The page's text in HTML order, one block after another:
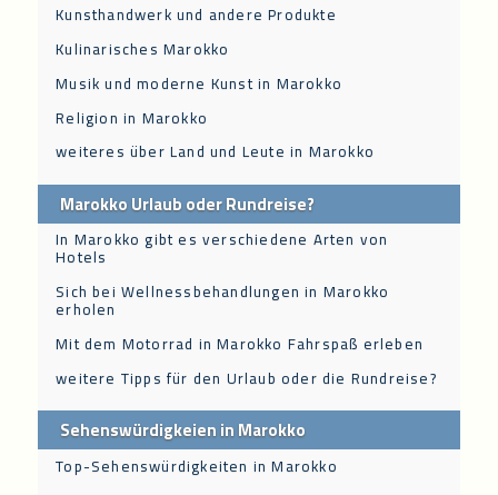
Kunsthandwerk und andere Produkte
Kulinarisches Marokko
Musik und moderne Kunst in Marokko
Religion in Marokko
weiteres über Land und Leute in Marokko
Marokko Urlaub oder Rundreise?
In Marokko gibt es verschiedene Arten von
Hotels
Sich bei Wellnessbehandlungen in Marokko
erholen
Mit dem Motorrad in Marokko Fahrspaß erleben
weitere Tipps für den Urlaub oder die Rundreise?
Sehenswürdigkeien in Marokko
Top-Sehenswürdigkeiten in Marokko